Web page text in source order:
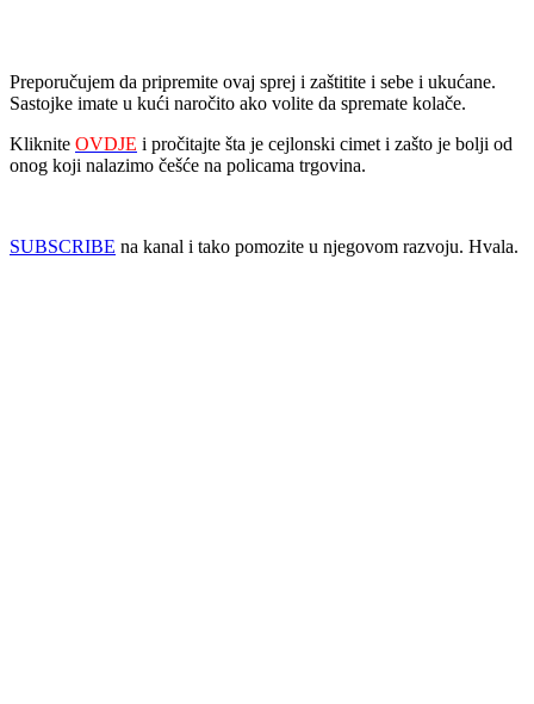
Preporučujem da pripremite ovaj sprej i zaštitite i sebe i ukućane.
Sastojke imate u kući naročito ako volite da spremate kolače.
Kliknite OVDJE i pročitajte šta je cejlonski cimet i zašto je bolji od
onog koji nalazimo češće na policama trgovina.
SUBSCRIBE na kanal i tako pomozite u njegovom razvoju. Hvala.